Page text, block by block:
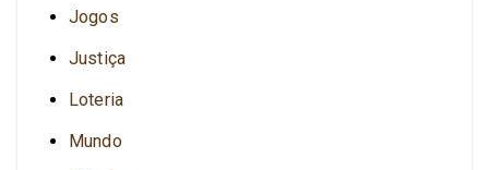
Jogos
Justiça
Loteria
Mundo